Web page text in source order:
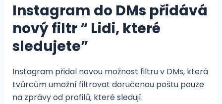
Instagram do DMs přidává
nový filtr “ Lidi, které
sledujete”
Instagram přidal novou možnost filtru v DMs, která
tvůrcům umožní filtrovat doručenou poštu pouze
na zprávy od profilů, které sledují.